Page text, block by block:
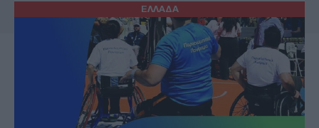
ΕΛΛΑΔΑ